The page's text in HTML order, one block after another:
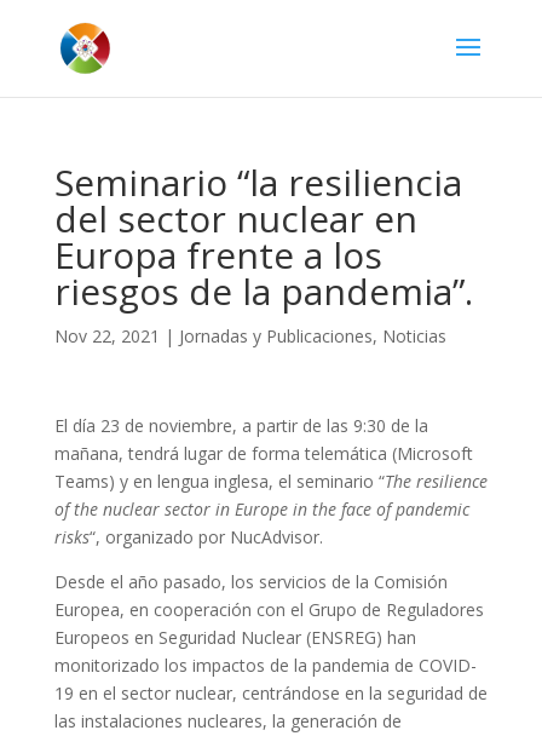
Seminario “la resiliencia
del sector nuclear en
Europa frente a los
riesgos de la pandemia”.
Nov 22, 2021 | Jornadas y Publicaciones, Noticias
El día 23 de noviembre, a partir de las 9:30 de la
mañana, tendrá lugar de forma telemática (Microsoft
Teams) y en lengua inglesa, el seminario “The resilience
of the nuclear sector in Europe in the face of pandemic
risks“, organizado por NucAdvisor.
Desde el año pasado, los servicios de la Comisión
Europea, en cooperación con el Grupo de Reguladores
Europeos en Seguridad Nuclear (ENSREG) han
monitorizado los impactos de la pandemia de COVID-
19 en el sector nuclear, centrándose en la seguridad de
las instalaciones nucleares, la generación de